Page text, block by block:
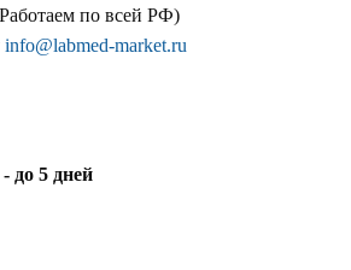
по всей РФ)
info@labmed-market.ru
- до 5 дней